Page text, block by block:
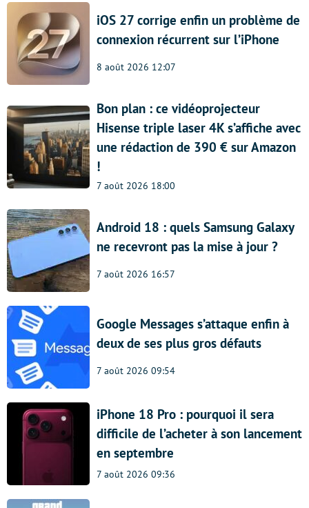
iOS 27 corrige enfin un problème de
connexion récurrent sur l’iPhone
8 août 2026 12:07
Bon plan : ce vidéoprojecteur
Hisense triple laser 4K s’affiche avec
une rédaction de 390 € sur Amazon
!
7 août 2026 18:00
Android 18 : quels Samsung Galaxy
ne recevront pas la mise à jour ?
7 août 2026 16:57
Google Messages s’attaque enfin à
deux de ses plus gros défauts
7 août 2026 09:54
iPhone 18 Pro : pourquoi il sera
difficile de l’acheter à son lancement
en septembre
7 août 2026 09:36